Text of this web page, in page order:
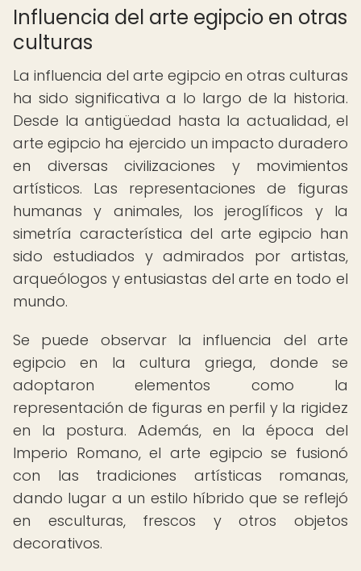
Influencia del arte egipcio en otras
culturas
La influencia del arte egipcio en otras culturas
ha sido significativa a lo largo de la historia.
Desde la antigüedad hasta la actualidad, el
arte egipcio ha ejercido un impacto duradero
en diversas civilizaciones y movimientos
artísticos. Las representaciones de figuras
humanas y animales, los jeroglíficos y la
simetría característica del arte egipcio han
sido estudiados y admirados por artistas,
arqueólogos y entusiastas del arte en todo el
mundo.
Se puede observar la influencia del arte
egipcio en la cultura griega, donde se
adoptaron elementos como la
representación de figuras en perfil y la rigidez
en la postura. Además, en la época del
Imperio Romano, el arte egipcio se fusionó
con las tradiciones artísticas romanas,
dando lugar a un estilo híbrido que se reflejó
en esculturas, frescos y otros objetos
decorativos.